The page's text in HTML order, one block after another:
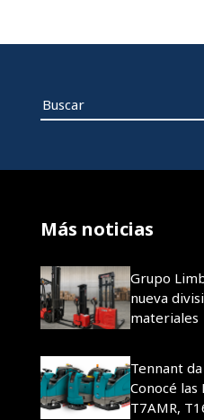
Más noticias
Grupo
nueva
materiales
Tennant
Conocé las
T7AMR,